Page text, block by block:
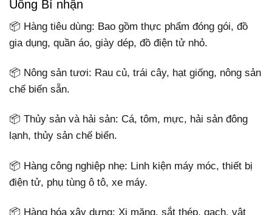
Uông Bí nhận
📦 Hàng tiêu dùng: Bao gồm thực phẩm đóng gói, đồ
gia dụng, quần áo, giày dép, đồ điện tử nhỏ.
📦 Nông sản tươi: Rau củ, trái cây, hạt giống, nông sản
chế biến sẵn.
📦 Thủy sản và hải sản: Cá, tôm, mực, hải sản đông
lạnh, thủy sản chế biến.
📦 Hàng công nghiệp nhẹ: Linh kiện máy móc, thiết bị
điện tử, phụ tùng ô tô, xe máy.
📦 Hàng hóa xây dựng: Xi măng, sắt thép, gạch, vật